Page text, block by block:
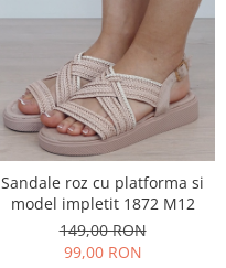
Sandale roz cu platforma si
model impletit 1872 M12
149,00 RON
99,00 RON